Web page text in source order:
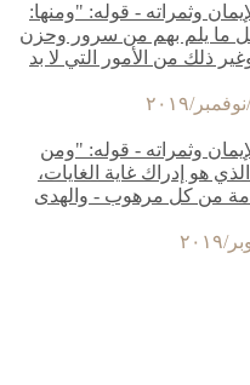
وثمراته - قوله: "ومنها:
كل ما يلم بهم من سرور وحزن
ذلك من الأمور التي لا بد
وثمراته - قوله: "ومن
هو إدراك غاية الغايات،
من كل مرهوب - والهدى